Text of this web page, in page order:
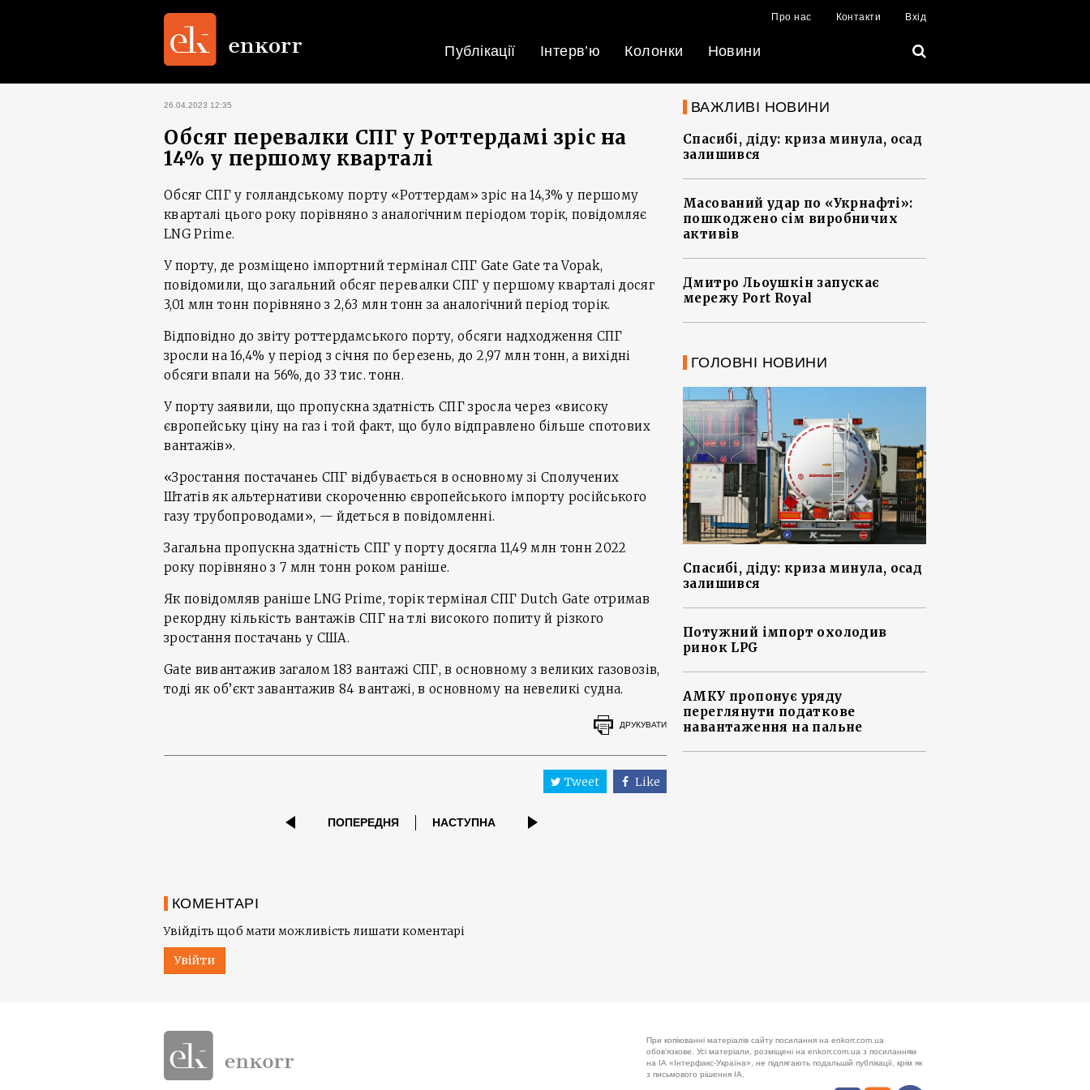
Про нас Контакти Вхід
Публікації Інтерв’ю Колонки Новини
26.04.2023 12:35
Обсяг перевалки СПГ у Роттердамі зріс на
14% у першому кварталі
Обсяг СПГ у голландському порту «Роттердам» зріс на 14,3% у першому
кварталі цього року порівняно з аналогічним періодом торік, повідомляє
LNG Prime.
У порту, де розміщено імпортний термінал СПГ Gate Gate та Vopak,
повідомили, що загальний обсяг перевалки СПГ у першому кварталі досяг
3,01 млн тонн порівняно з 2,63 млн тонн за аналогічний період торік.
Відповідно до звіту роттердамського порту, обсяги надходження СПГ
зросли на 16,4% у період з січня по березень, до 2,97 млн тонн, а вихідні
обсяги впали на 56%, до 33 тис. тонн.
У порту заявили, що пропускна здатність СПГ зросла через «високу
європейську ціну на газ і той факт, що було відправлено більше спотових
вантажів».
«Зростання постачанеь СПГ відбувається в основному зі Сполучених
Штатів як альтернативи скороченню європейського імпорту російського
газу трубопроводами», — йдеться в повідомленні.
Загальна пропускна здатність СПГ у порту досягла 11,49 млн тонн 2022
року порівняно з 7 млн тонн роком раніше.
Як повідомляв раніше LNG Prime, торік термінал СПГ Dutch Gate отримав
рекордну кількість вантажів СПГ на тлі високого попиту й різкого
зростання постачань у США.
Gate вивантажив загалом 183 вантажі СПГ, в основному з великих газовозів,
тоді як об’єкт завантажив 84 вантажі, в основному на невеликі судна.
ДРУКУВАТИ
Tweet Like
ПОПЕРЕДНЯ НАСТУПНА
КОМЕНТАРІ
Увійдіть щоб мати можливість лишати коментарі
Увійти
ВАЖЛИВІ НОВИНИ
Спасибі, діду: криза минула, осад
залишився
Масований удар по «Укрнафті»:
пошкоджено сім виробничих
активів
Дмитро Льоушкін запускає
мережу Port Royal
ГОЛОВНІ НОВИНИ
Спасибі, діду: криза минула, осад
залишився
Потужний імпорт охолодив
ринок LPG
АМКУ пропонує уряду
переглянути податкове
навантаження на пальне
При копіюванні матеріалів сайту посилання на enkorr.com.ua
обов'язкове. Усі матеріали, розміщені на enkorr.com.ua з посиланням
на ІА «Інтерфакс-Україна», не підлягають подальшій публікації, крім як
з письмового рішення ІА.